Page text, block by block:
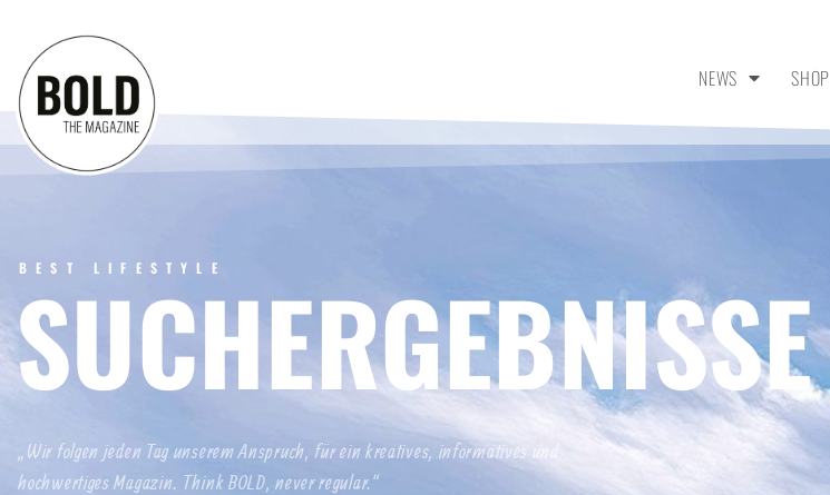
NEWS SHOP
BEST LIFESTYLE
SUCHERGEBNISSE
„Wir folgen jeden Tag unserem Anspruch, für ein kreatives, informatives und
hochwertiges Magazin. Think BOLD, never regular.“